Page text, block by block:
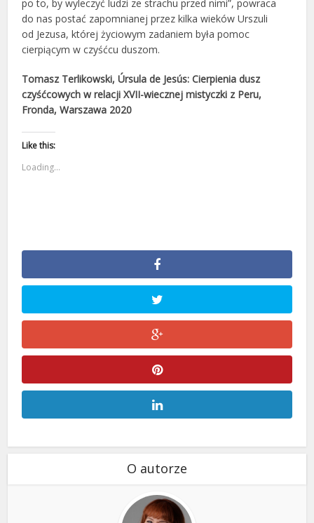
po to, by wyleczyć ludzi ze strachu przed nimi”, powraca
do nas postać zapomnianej przez kilka wieków Urszuli
od Jezusa, której życiowym zadaniem była pomoc
cierpiącym w czyśćcu duszom.
Tomasz Terlikowski, Úrsula de Jesús: Cierpienia dusz
czyśćcowych w relacji XVII-wiecznej mistyczki z Peru,
Fronda, Warszawa 2020
Like this:
Loading...
O autorze